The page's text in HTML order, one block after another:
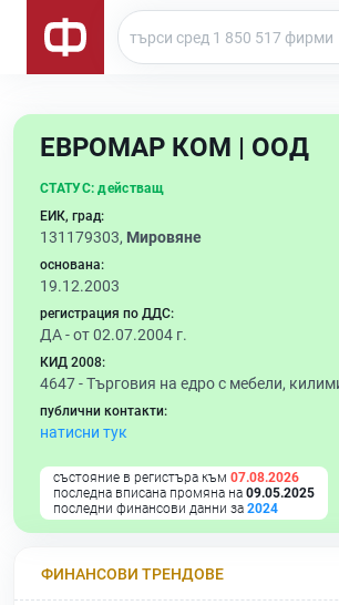
ЕВРОМАР КОМ | ООД
СТАТУС: действащ
ЕИК, град:
131179303, Мировяне
основана:
19.12.2003
регистрация по ДДС:
ДА - от 02.07.2004 г.
КИД 2008:
4647 -Търговия на едро с мебели,
публични контакти:
натисни тук
състояние в регистъра към 07.08.2026
последна вписана промяна на 09.05.2025
последни финансови данни за 2024
ФИНАНСОВИ ТРЕНДОВЕ